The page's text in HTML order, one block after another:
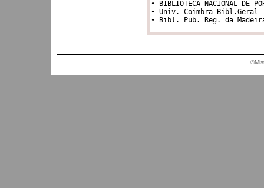
• BIBLIOTECA NACIONAL DE
• Univ. Coimbra Bibl.Geral
• Bibl. Pub. Reg. da